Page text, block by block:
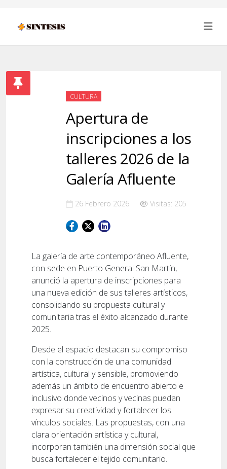
CULTURA
Apertura de
inscripciones a los
talleres 2026 de la
Galería Afluente
26 Febrero 2026 Visitas: 205
La galería de arte contemporáneo Afluente,
con sede en Puerto General San Martín,
anunció la apertura de inscripciones para
una nueva edición de sus talleres artísticos,
consolidando su propuesta cultural y
comunitaria tras el éxito alcanzado durante
2025.
Desde el espacio destacan su compromiso
con la construcción de una comunidad
artística, cultural y sensible, promoviendo
además un ámbito de encuentro abierto e
inclusivo donde vecinos y vecinas puedan
expresar su creatividad y fortalecer los
vínculos sociales. Las propuestas, con una
clara orientación artística y cultural,
incorporan también una dimensión social que
busca fortalecer el tejido comunitario.